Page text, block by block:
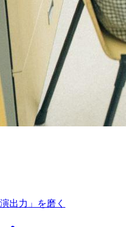
出力」を磨く